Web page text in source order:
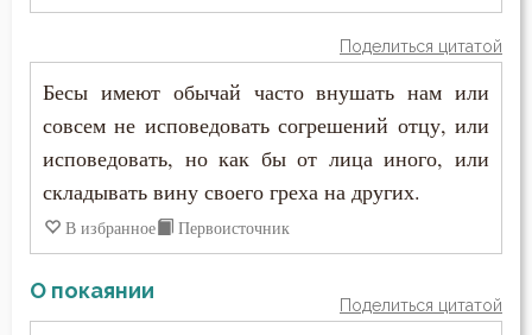
Поделиться цитатой
Бесы имеют обычай часто внушать нам или
совсем не исповедовать согрешений отцу, или
исповедовать, но как бы от лица иного, или
складывать вину своего греха на других.
В избранное Первоисточник
О покаянии
Поделиться цитатой